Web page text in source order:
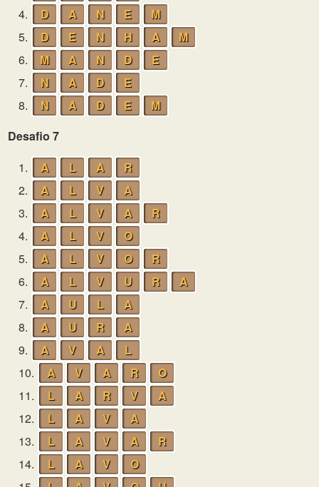
4.
D A N E
M
5.
D E N H A
M
6.
M A N D
E
7.
N A D
E
8.
N A D E
M
Desafio 7
1.
A L A
R
2.
A L V
A
3.
A L V A
R
4.
A L V
O
5.
A L V O
R
6.
A L V U R
A
7.
A U L
A
8.
A U R
A
9.
A V A
L
10.
A V A R
O
11.
L A R V
A
12.
L A V
A
13.
L A V A
R
14.
L A V
O